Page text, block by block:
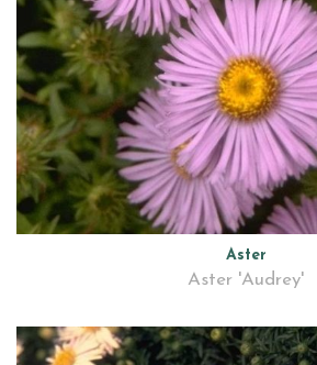
Aster
Aster 'Audrey'